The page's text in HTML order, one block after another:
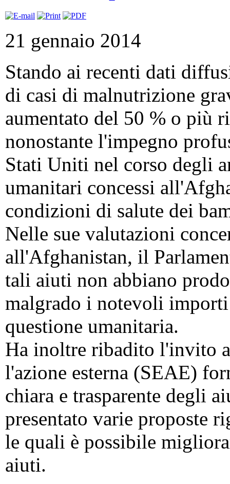
21 gennaio 2014
Stando ai recenti dati
di casi di malnutrizione
aumentato del 50 % o più
nonostante l'impegno
Stati Uniti nel corso degli
umanitari concessi
condizioni di salute dei
Nelle sue valutazioni
all'Afghanistan, il
tali aiuti non abbiano
malgrado i notevoli
questione umanitaria.
Ha inoltre ribadito l'invito
l'azione esterna (SEAE)
chiara e trasparente degli
presentato varie proposte
le quali è possibile
aiuti.